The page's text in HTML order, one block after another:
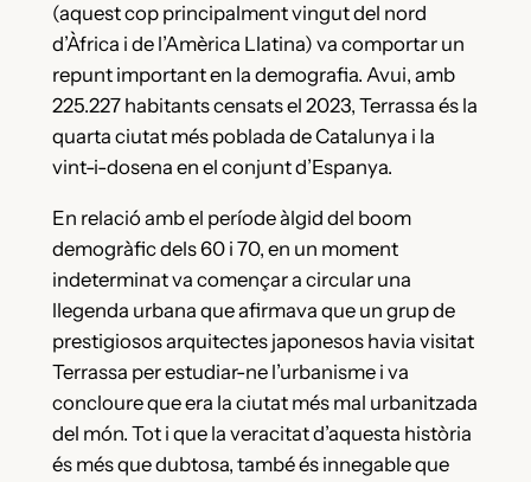
(aquest cop principalment vingut del nord
d’Àfrica i de l’Amèrica Llatina) va comportar un
repunt important en la demografia. Avui, amb
225.227 habitants censats el 2023, Terrassa és la
quarta ciutat més poblada de Catalunya i la
vint-i-dosena en el conjunt d’Espanya.
En relació amb el període àlgid del boom
demogràfic dels 60 i 70, en un moment
indeterminat va començar a circular una
llegenda urbana que afirmava que un grup de
prestigiosos arquitectes japonesos havia visitat
Terrassa per estudiar-ne l’urbanisme i va
concloure que era la ciutat més mal urbanitzada
del món. Tot i que la veracitat d’aquesta història
és més que dubtosa, també és innegable que